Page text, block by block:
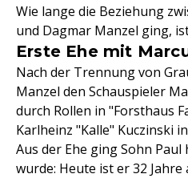
Wie lange die Beziehung
und Dagmar Manzel ging,
Erste Ehe mit
Nach der Trennung von
Manzel den Schauspieler
durch Rollen in "Forsthaus
Karlheinz "Kalle" Kuczinski
Aus der Ehe ging Sohn
wurde: Heute ist er 32